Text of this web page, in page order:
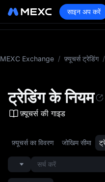
साइन अप करें
MEXC Exchange / फ़्यूचर्स ट्रेडिंग /
ट्रेडिंग के नियम
फ़्यूचर्स की गाइड
फ़्यूचर्स का विवरण जोखिम सीमा
सर्च करें